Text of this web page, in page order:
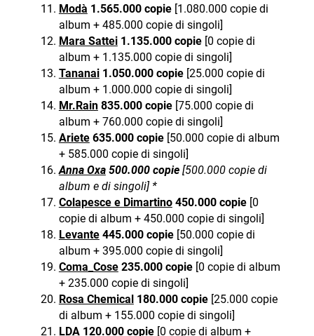
Modà 1.565.000 copie [1.080.000 copie di
album + 485.000 copie di singoli]
Mara Sattei 1.135.000 copie [0 copie di
album + 1.135.000 copie di singoli]
Tananai1.050.000 copie [25.000 copie di
album + 1.000.000 copie di singoli]
Mr.Rain835.000 copie [75.000 copie di
album + 760.000 copie di singoli]
Ariete635.000 copie [50.000 copie di album
+ 585.000 copie di singoli]
Anna Oxa 500.000 copie [500.000 copie di
album e di singoli] *
Colapesce e Dimartino450.000 copie[0
copie di album + 450.000 copie di singoli]
Levante445.000 copie [50.000 copie di
album + 395.000 copie di singoli]
Coma_Cose235.000 copie [0 copie di album
+ 235.000 copie di singoli]
Rosa Chemical 180.000 copie [25.000 copie
di album + 155.000 copie di singoli]
LDA120.000 copie [0 copie di album +